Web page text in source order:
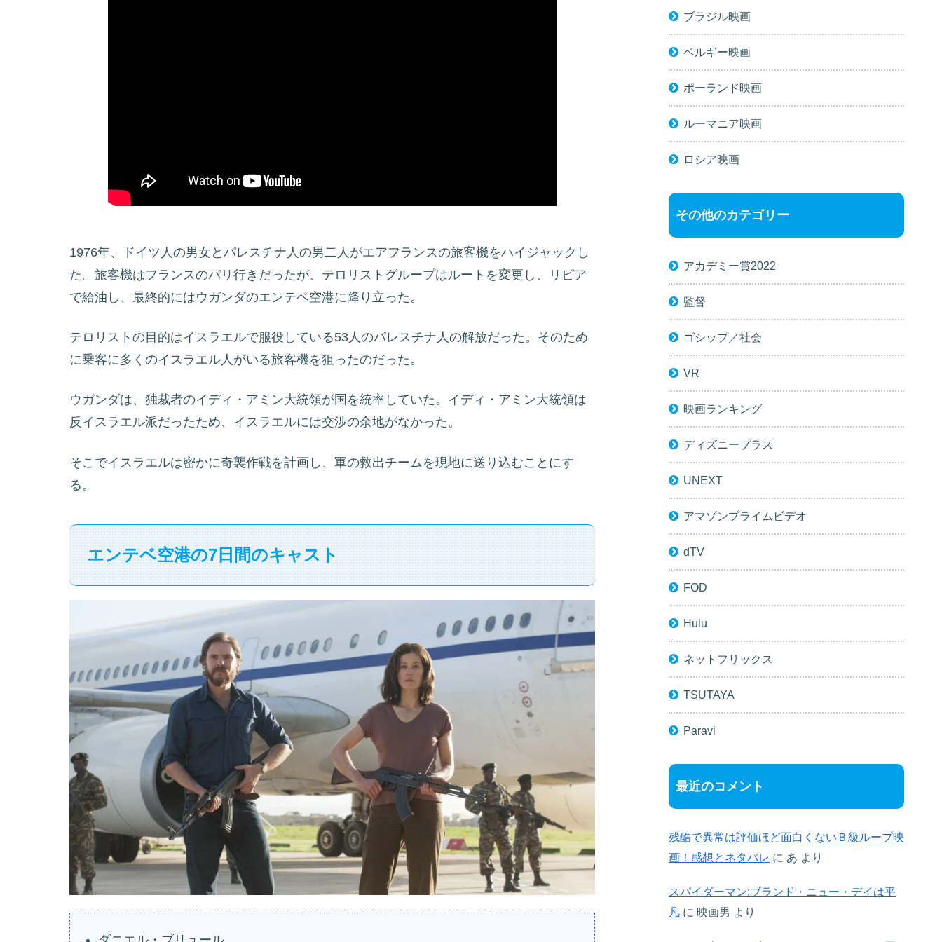
1976年、ドイツ人の男女とパレスチナ人の男二人がエアフランスの旅客機をハイジャックし
た。旅客機はフランスのパリ行きだったが、テロリストグループはルートを変更し、リビア
で給油し、最終的にはウガンダのエンテベ空港に降り立った。
テロリストの目的はイスラエルで服役している53人のパレスチナ人の解放だった。そのため
に乗客に多くのイスラエル人がいる旅客機を狙ったのだった。
ウガンダは、独裁者のイディ・アミン大統領が国を統率していた。イディ・アミン大統領は
反イスラエル派だったため、イスラエルには交渉の余地がなかった。
そこでイスラエルは密かに奇襲作戦を計画し、軍の救出チームを現地に送り込むことにす
る。
エンテベ空港の7日間のキャスト
ブラジル映画
ベルギー映画
ポーランド映画
ルーマニア映画
ロシア映画
その他のカテゴリー
アカデミー賞2022
監督
ゴシップ／社会
VR
映画ランキング
ディズニープラス
UNEXT
アマゾンプライムビデオ
dTV
FOD
Hulu
ネットフリックス
TSUTAYA
Paravi
最近のコメント
残酷で異常は評価ほど面白くないＢ級ループ映
画！感想とネタバレ に あ より
スパイダーマン:ブランド・ニュー・デイは平
凡 に 映画男 より